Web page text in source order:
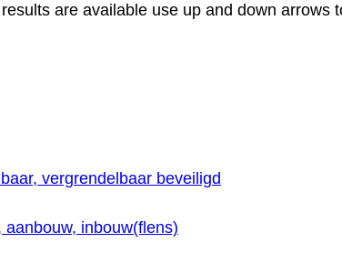
are available use up and down
vergrendelbaar beveiligd
inbouw(flens)